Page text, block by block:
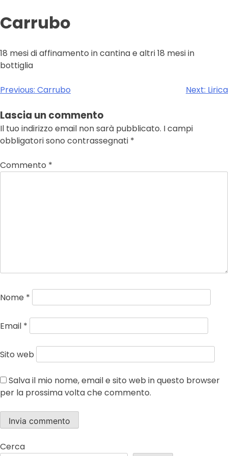
Carrubo
18 mesi di affinamento in cantina e altri 18 mesi in
bottiglia
Navigazione
articoli
Previous: Carrubo Next: Lirica
Lascia un commento
Il tuo indirizzo email non sarà pubblicato. I campi
obbligatori sono contrassegnati *
Commento *
Nome *
Email *
Sito web
Salva il mio nome, email e sito web in questo browser
per la prossima volta che commento.
Cerca